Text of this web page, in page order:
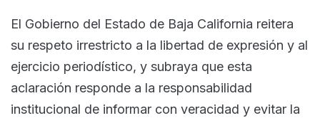
El Gobierno del Estado de Baja California reitera
su respeto irrestricto a la libertad de expresión y al
ejercicio periodístico, y subraya que esta
aclaración responde a la responsabilidad
institucional de informar con veracidad y evitar la